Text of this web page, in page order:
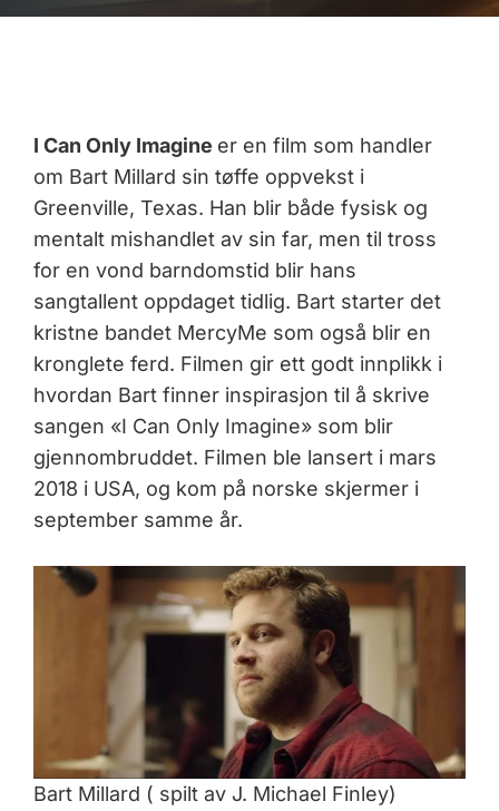
I Can Only Imagine er en film som handler
om Bart Millard sin tøffe oppvekst i
Greenville, Texas. Han blir både fysisk og
mentalt mishandlet av sin far, men til tross
for en vond barndomstid blir hans
sangtallent oppdaget tidlig. Bart starter det
kristne bandet MercyMe som også blir en
kronglete ferd. Filmen gir ett godt innplikk i
hvordan Bart finner inspirasjon til å skrive
sangen «I Can Only Imagine» som blir
gjennombruddet. Filmen ble lansert i mars
2018 i USA, og kom på norske skjermer i
september samme år.
Bart Millard ( spilt av J. Michael Finley)